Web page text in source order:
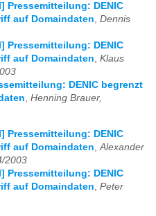
Pressemitteilung: DENIC
auf Domaindaten, Dennis
Pressemitteilung: DENIC
auf Domaindaten, Klaus
DENIC begrenzt
, Henning Brauer,
Pressemitteilung: DENIC
auf Domaindaten Alexander
2003
Pressemitteilung: DENIC
auf Domaindaten Peter